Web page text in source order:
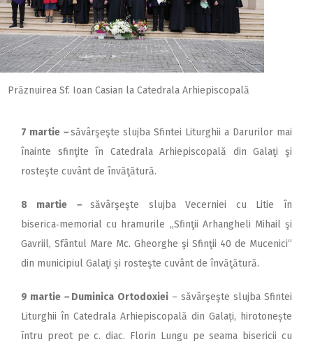
Prăznuirea Sf. Ioan Casian la Catedrala Arhiepiscopală
7 martie –săvârşeşte slujba Sfintei Liturghii a Darurilor mai
înainte sfinţite în Catedrala Arhiepiscopală din Galaţi şi
rosteşte cuvânt de învăţătură.
8 martie – săvârşeşte slujba Vecerniei cu Litie în
biserica‑memorial cu hramurile „Sfinţii Arhangheli Mihail şi
Gavriil, Sfântul Mare Mc. Gheorghe şi Sfinţii 40 de Mucenici“
din municipiul Galaţi și rosteşte cuvânt de învăţătură.
9 martie – Duminica Ortodoxiei– săvârşeşte slujba Sfintei
Liturghii în Catedrala Arhiepiscopală din Galați, hirotonește
întru preot pe c. diac. Florin Lungu pe seama bisericii cu